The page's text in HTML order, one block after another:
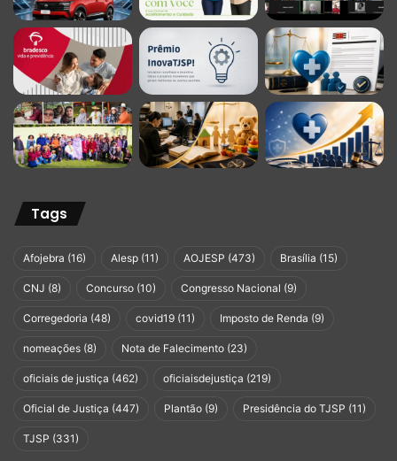
Tags
Afojebra (16) Alesp (11) AOJESP (473) Brasília (15)
CNJ (8) Concurso (10) Congresso Nacional (9)
Corregedoria (48) covid19 (11) Imposto de Renda (9)
nomeações (8) Nota de Falecimento (23)
oficiais de justiça (462) oficiaisdejustiça (219)
Oficial de Justiça (447) Plantão (9) Presidência do TJSP (11)
TJSP (331)